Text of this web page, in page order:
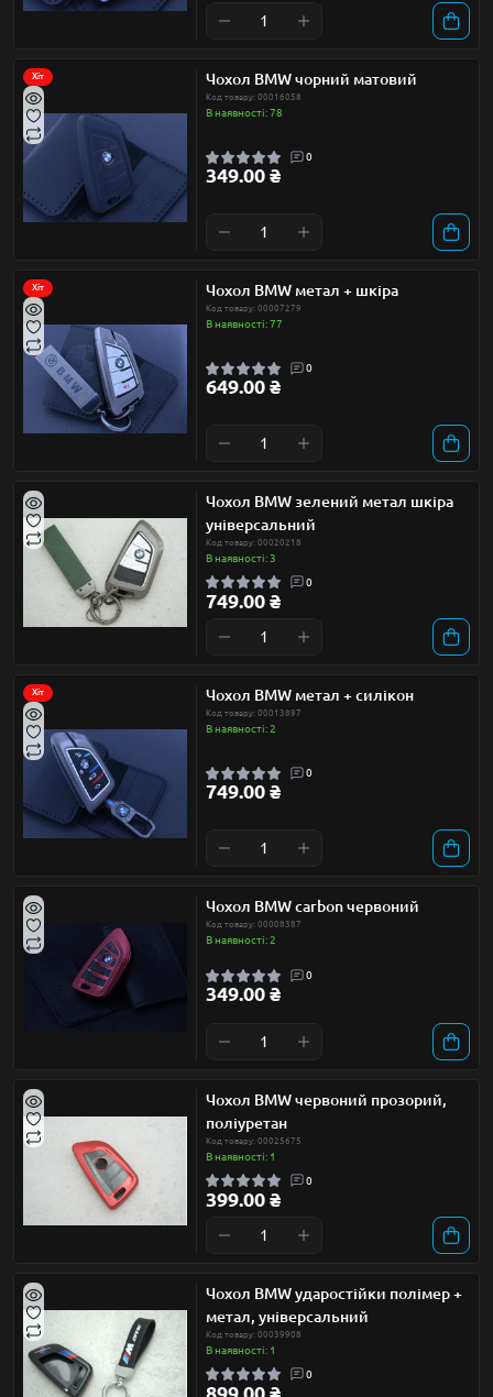
Хіт Чохол BMW чорний матовий
Код товару: 00016058
В наявності: 78
0
349.00 ₴
Хіт Чохол BMW метал + шкіра
Код товару: 00007279
В наявності: 77
0
649.00 ₴
Чохол BMW зелений метал шкіра
універсальний
Код товару: 00020218
В наявності: 3
0
749.00 ₴
Хіт Чохол BMW метал + силікон
Код товару: 00013897
В наявності: 2
0
749.00 ₴
Чохол BMW carbon червоний
Код товару: 00008387
В наявності: 2
0
349.00 ₴
Чохол BMW червоний прозорий,
поліуретан
Код товару: 00025675
В наявності: 1
0
399.00 ₴
Чохол BMW ударостійки полімер +
метал, універсальний
Код товару: 00039908
В наявності: 1
0
899.00 ₴